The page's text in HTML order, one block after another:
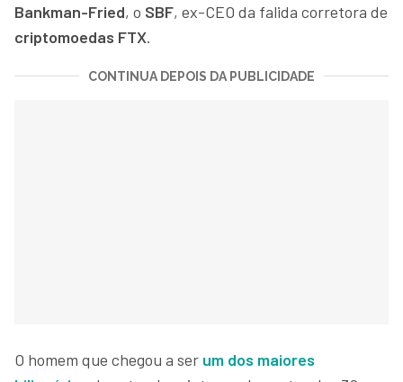
Bankman-Fried, o SBF, ex-CEO da falida corretora de
criptomoedas FTX.
CONTINUA DEPOIS DA PUBLICIDADE
O homem que chegou a ser um dos maiores